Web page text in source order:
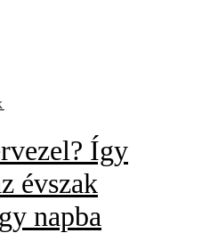
Így
évszak
napba